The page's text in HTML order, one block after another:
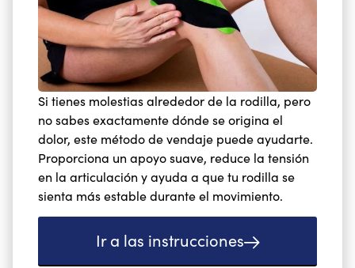
Si tienes molestias alrededor de la rodilla, pero
no sabes exactamente dónde se origina el
dolor, este método de vendaje puede ayudarte.
Proporciona un apoyo suave, reduce la tensión
en la articulación y ayuda a que tu rodilla se
sienta más estable durante el movimiento.
Ir a las instrucciones